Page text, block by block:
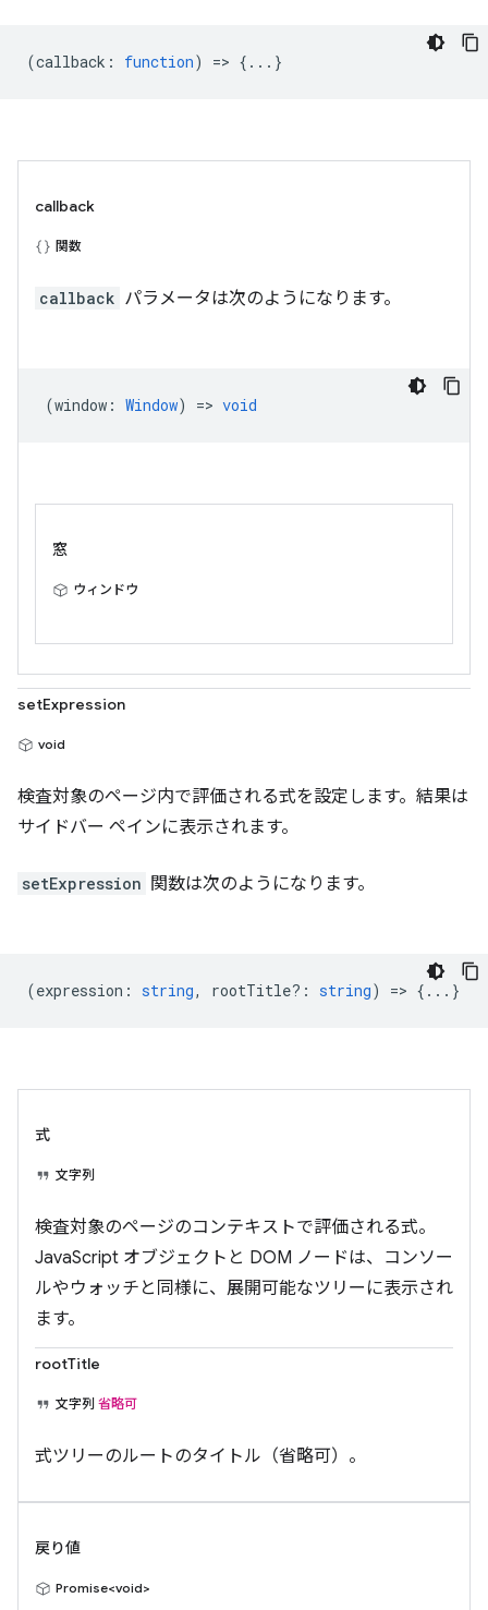
(callback : function) => {...}
callback
関数
callback パラメータは次のようになります。
(window : Window) => void
窓
ウィンドウ
setExpression
void
検査対象のページ内で評価される式を設定します。結果は
サイドバー ペインに表示されます。
setExpression 関数は次のようになります。
(expression : string, rootTitle? : string) => {...}
式
文字列
検査対象のページのコンテキストで評価される式。
JavaScript オブジェクトと DOM ノードは、コンソー
ルやウォッチと同様に、展開可能なツリーに表示され
ます。
rootTitle
文字列 省略可
式ツリーのルートのタイトル（省略可）。
戻り値
Promise<void>